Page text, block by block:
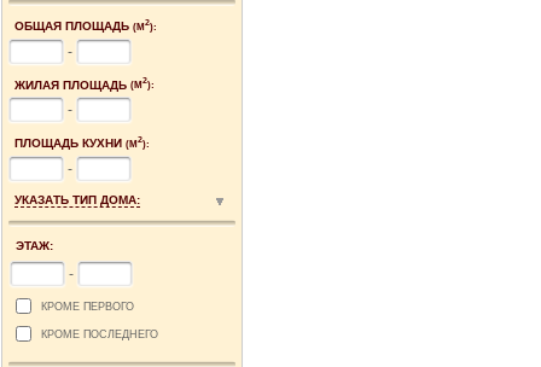
ОБЩАЯ ПЛОЩАДЬ (М2):
-
ЖИЛАЯ ПЛОЩАДЬ (М2):
-
ПЛОЩАДЬ КУХНИ (М2):
-
УКАЗАТЬ ТИП ДОМА:
ЭТАЖ:
-
КРОМЕ ПЕРВОГО
КРОМЕ ПОСЛЕДНЕГО